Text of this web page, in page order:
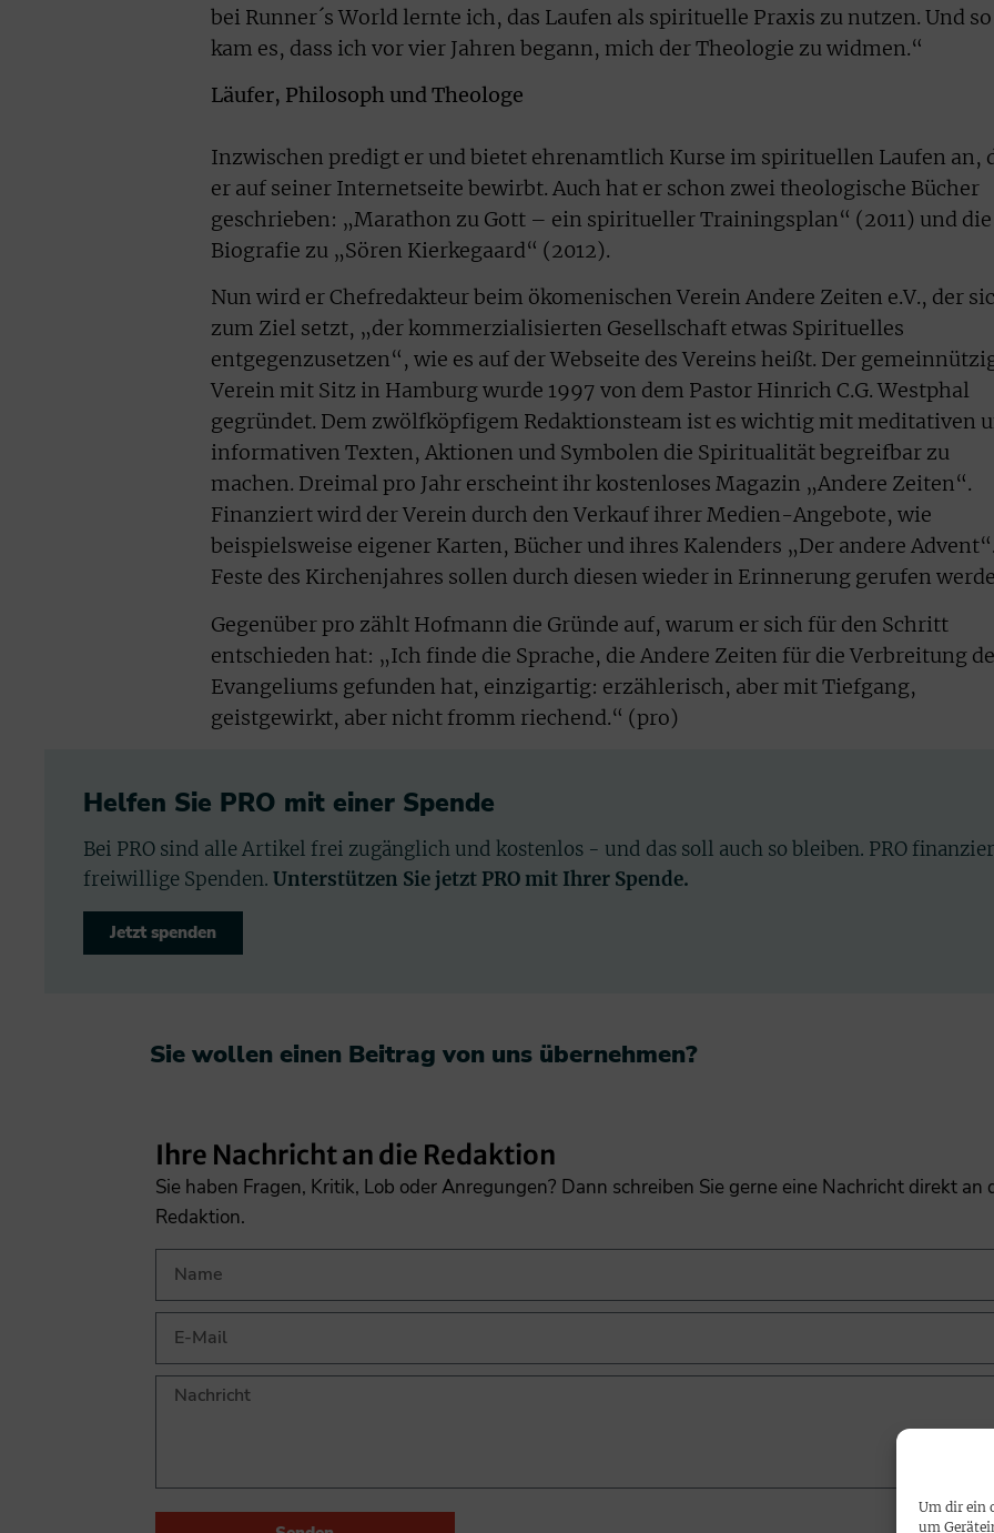
Um dir ein
um
bei Runner´s World lernte ich, das Laufen als spirituelle Praxis zu nutzen. Und so
kam es, dass ich vor vier Jahren begann, mich der Theologie zu widmen.“
Läufer, Philosoph und Theologe
Inzwischen predigt er und bietet ehrenamtlich Kurse im spirituellen Laufen an,
er auf seiner Internetseite bewirbt. Auch hat er schon zwei theologische Bücher
geschrieben: „Marathon zu Gott – ein spiritueller Trainingsplan“ (2011) und die
Biografie zu „Sören Kierkegaard“ (2012).
Nun wird er Chefredakteur beim ökomenischen Verein Andere Zeiten e.V., der
zum Ziel setzt, „der kommerzialisierten Gesellschaft etwas Spirituelles
entgegenzusetzen“, wie es auf der Webseite des Vereins heißt. Der
Verein mit Sitz in Hamburg wurde 1997 von dem Pastor Hinrich C.G. Westphal
gegründet. Dem zwölfköpfigem Redaktionsteam ist es wichtig mit meditativen
informativen Texten, Aktionen und Symbolen die Spiritualität begreifbar zu
machen. Dreimal pro Jahr erscheint ihr kostenloses Magazin „Andere Zeiten“.
Finanziert wird der Verein durch den Verkauf ihrer Medien-Angebote, wie
beispielsweise eigener Karten, Bücher und ihres Kalenders „Der andere Advent“.
Feste des Kirchenjahres sollen durch diesen wieder in Erinnerung gerufen
Gegenüber pro zählt Hofmann die Gründe auf, warum er sich für den Schritt
entschieden hat: „Ich finde die Sprache, die Andere Zeiten für die Verbreitung
Evangeliums gefunden hat, einzigartig: erzählerisch, aber mit Tiefgang,
geistgewirkt, aber nicht fromm riechend.“ (pro)
Helfen Sie PRO mit einer Spende
Bei PRO sind alle Artikel frei zugänglich und kostenlos - und das soll auch so bleiben. PRO
freiwillige Spenden. Unterstützen Sie jetzt PRO mit Ihrer Spende.
Jetzt spenden
Sie wollen einen Beitrag von uns übernehmen?​
Ihre Nachricht an die Redaktion
Sie haben Fragen, Kritik, Lob oder Anregungen? Dann schreiben Sie gerne eine Nachricht direkt an
Redaktion.